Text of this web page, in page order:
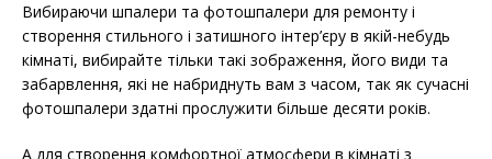
Вибираючи шпалери та фотошпалери для ремонту і
створення стильного і затишного інтер’єру в якій-небудь
кімнаті, вибирайте тільки такі зображення, його види та
забарвлення, які не набриднуть вам з часом, так як сучасні
фотошпалери здатні прослужити більше десяти років.
А для створення комфортної атмосфери в кімнаті з